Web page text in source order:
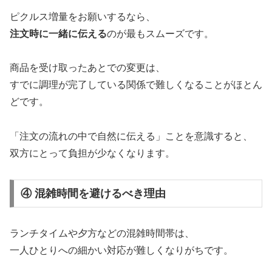
ピクルス増量をお願いするなら、
注文時に一緒に伝えるのが最もスムーズです。
商品を受け取ったあとでの変更は、
すでに調理が完了している関係で難しくなることがほとん
どです。
「注文の流れの中で自然に伝える」ことを意識すると、
双方にとって負担が少なくなります。
④ 混雑時間を避けるべき理由
ランチタイムや夕方などの混雑時間帯は、
一人ひとりへの細かい対応が難しくなりがちです。